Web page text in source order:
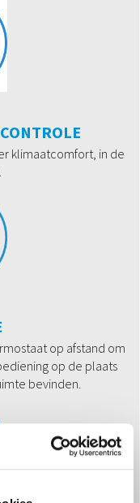
klimaatcomfort, in de
op afstand om
op de plaats
bevinden.